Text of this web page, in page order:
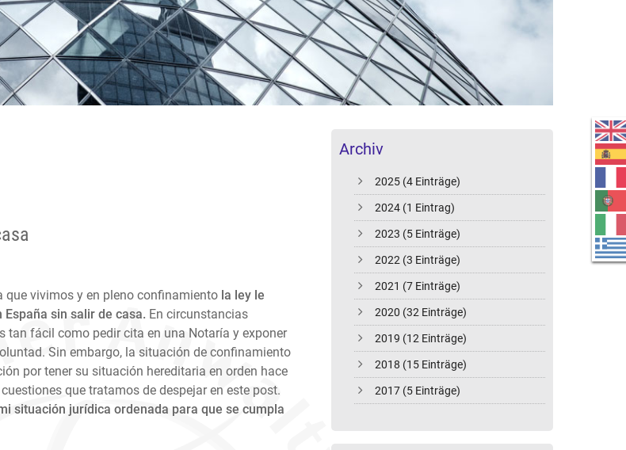
Archiv
2025 (4 Einträge)
2024 (1 Eintrag)
2023 (5 Einträge)
2022 (3 Einträge)
2021 (7 Einträge)
2020 (32 Einträge)
2019 (12 Einträge)
2018 (15 Einträge)
2017 (5 Einträge)
que vivimos y en pleno confinamiento la ley le
sin salir de casa. En circunstancias
tan fácil como pedir cita en una Notaría y exponer
Sin embargo, la situación de confinamiento
por tener su situación hereditaria en orden hace
que tratamos de despejar en este post.
situación jurídica ordenada para que se cumpla